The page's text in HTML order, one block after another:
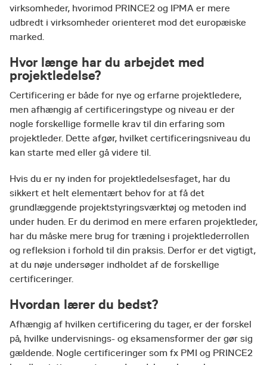
virksomheder, hvorimod PRINCE2 og IPMA er mere
udbredt i virksomheder orienteret mod det europæiske
marked.
Hvor længe har du arbejdet med
projektledelse?
Certificering er både for nye og erfarne projektledere,
men afhængig af certificeringstype og niveau er der
nogle forskellige formelle krav til din erfaring som
projektleder. Dette afgør, hvilket certificeringsniveau du
kan starte med eller gå videre til.
Hvis du er ny inden for projektledelsesfaget, har du
sikkert et helt elementært behov for at få det
grundlæggende projektstyringsværktøj og metoden ind
under huden. Er du derimod en mere erfaren projektleder,
har du måske mere brug for træning i projektlederrollen
og refleksion i forhold til din praksis. Derfor er det vigtigt,
at du nøje undersøger indholdet af de forskellige
certificeringer.
Hvordan lærer du bedst?
Afhængig af hvilken certificering du tager, er der forskel
på, hvilke undervisnings- og eksamensformer der gør sig
gældende. Nogle certificeringer som fx PMI og PRINCE2